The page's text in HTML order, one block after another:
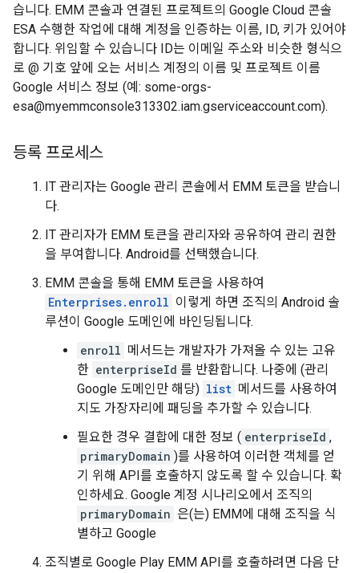
습니다. EMM 콘솔과 연결된 프로젝트의 Google Cloud 콘솔
ESA 수행한 작업에 대해 계정을 인증하는 이름, ID, 키가 있어야
합니다. 위임할 수 있습니다 ID는 이메일 주소와 비슷한 형식으
로 @ 기호 앞에 오는 서비스 계정의 이름 및 프로젝트 이름
Google 서비스 정보 (예: some-orgs-
esa@myemmconsole313302.iam.gserviceaccount.com).
등록 프로세스
IT 관리자는 Google 관리 콘솔에서 EMM 토큰을 받습니
다.
IT 관리자가 EMM 토큰을 관리자와 공유하여 관리 권한
을 부여합니다. Android를 선택했습니다.
EMM 콘솔을 통해 EMM 토큰을 사용하여
Enterprises.enroll 이렇게 하면 조직의 Android 솔
루션이 Google 도메인에 바인딩됩니다.
enroll 메서드는 개발자가 가져올 수 있는 고유
한 enterpriseId 를 반환합니다. 나중에 (관리
Google 도메인만 해당) list 메서드를 사용하여
지도 가장자리에 패딩을 추가할 수 있습니다.
필요한 경우 결합에 대한 정보 ( enterpriseId ,
primaryDomain )를 사용하여 이러한 객체를 얻
기 위해 API를 호출하지 않도록 할 수 있습니다. 확
인하세요. Google 계정 시나리오에서 조직의
primaryDomain 은(는) EMM에 대해 조직을 식
별하고 Google
조직별로 Google Play EMM API를 호출하려면 다음 단